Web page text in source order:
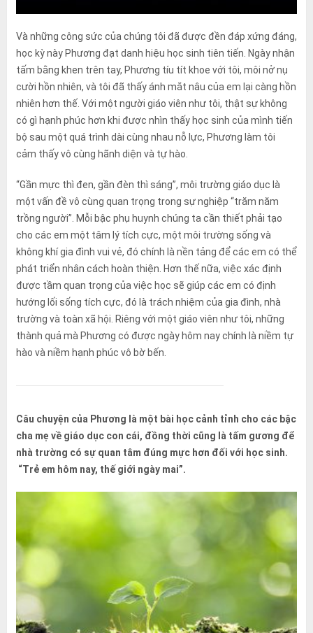
Và những công sức của chúng tôi đã được đền đáp xứng đáng,
học kỳ này Phương đạt danh hiệu học sinh tiên tiến. Ngày nhận
tấm bằng khen trên tay, Phương tíu tít khoe với tôi, môi nở nụ
cười hồn nhiên, và tôi đã thấy ánh mắt nâu của em lại càng hồn
nhiên hơn thế. Với một người giáo viên như tôi, thật sự không
có gì hạnh phúc hơn khi được nhìn thấy học sinh của mình tiến
bộ sau một quá trình dài cùng nhau nỗ lực, Phương làm tôi
cảm thấy vô cùng hãnh diện và tự hào.
“Gần mực thì đen, gần đèn thì sáng”, môi trường giáo dục là
một vấn đề vô cùng quan trọng trong sự nghiệp “trăm năm
trồng người”. Mỗi bậc phụ huynh chúng ta cần thiết phải tạo
cho các em một tâm lý tích cực, một môi trường sống và
không khí gia đình vui vẻ, đó chính là nền tảng để các em có thể
phát triển nhân cách hoàn thiện. Hơn thế nữa, việc xác định
được tầm quan trọng của việc học sẽ giúp các em có định
hướng lối sống tích cực, đó là trách nhiệm của gia đình, nhà
trường và toàn xã hội. Riêng với một giáo viên như tôi, những
thành quả mà Phương có được ngày hôm nay chính là niềm tự
hào và niềm hạnh phúc vô bờ bến.
Câu chuyện của Phương là một bài học cảnh tỉnh cho các bậc
cha mẹ về giáo dục con cái, đồng thời cũng là tấm gương để
nhà trường có sự quan tâm đúng mực hơn đối với học sinh.
“Trẻ em hôm nay, thế giới ngày mai”.